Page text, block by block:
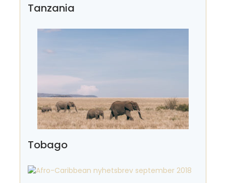
Tanzania
Tobago